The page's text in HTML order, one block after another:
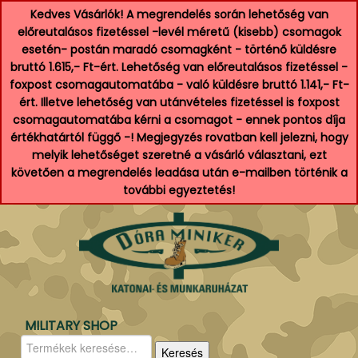
Kedves Vásárlók! A megrendelés során lehetőség van
előreutalásos fizetéssel -levél méretű (kisebb) csomagok
esetén- postán maradó csomagként - történő küldésre
bruttó 1.615,- Ft-ért. Lehetőség van előreutalásos fizetéssel -
foxpost csomagautomatába - való küldésre bruttó 1.141,- Ft-
ért. Illetve lehetőség van utánvételes fizetéssel is foxpost
csomagautomatába kérni a csomagot - ennek pontos díja
értékhatártól függő -! Megjegyzés rovatban kell jelezni, hogy
melyik lehetőséget szeretné a vásárló választani, ezt
követően a megrendelés leadása után e-mailben történik a
további egyeztetés!
MILITARY SHOP
Keresés
Keresés